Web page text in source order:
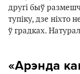
другі быў
тупіку, дзе ніхто
ў градках.
«Арэнда